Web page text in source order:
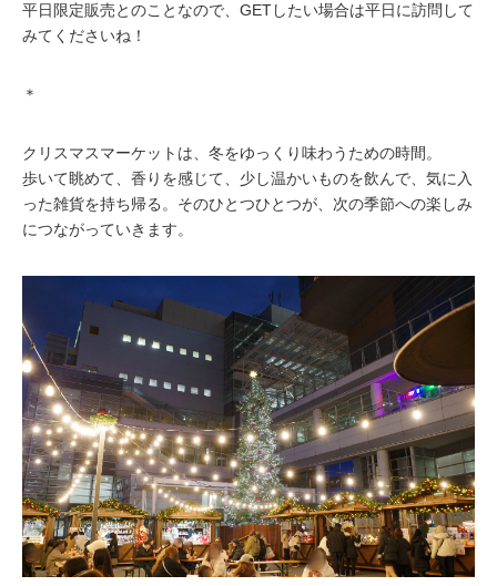
平日限定販売とのことなので、GETしたい場合は平日に訪問して
みてくださいね！
＊
クリスマスマーケットは、冬をゆっくり味わうための時間。
歩いて眺めて、香りを感じて、少し温かいものを飲んで、気に入
った雑貨を持ち帰る。そのひとつひとつが、次の季節への楽しみ
につながっていきます。